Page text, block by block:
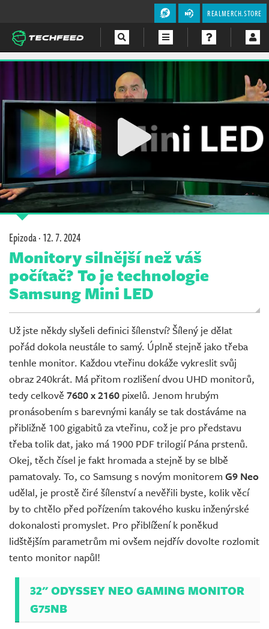
REALMERCH.STORE
Videa
Soutěže
Epizoda ·12. 7. 2024
Monitory silnější než váš
počítač? To je technologie
Samsung Mini LED
Už jste někdy slyšeli definici šílenství? Šílený je dělat
pořád dokola neustále to samý. Úplně stejně jako třeba
tenhle monitor. Každou vteřinu dokáže vykreslit svůj
obraz 240krát. Má přitom rozlišení dvou UHD monitorů,
tedy celkově 7680 x 2160 pixelů. Jenom hrubým
pronásobením s barevnými kanály se tak dostáváme na
přibližně 100 gigabitů za vteřinu, což je pro představu
třeba tolik dat, jako má 1900 PDF trilogií Pána prstenů.
Okej, těch čísel je fakt hromada a stejně by se blbě
pamatovaly. To, co Samsung s novým monitorem G9 Neo
udělal, je prostě čiré šílenství a nevěřili byste, kolik věcí
by to chtělo před pořízením takového kusku inženýrské
dokonalosti promyslet. Pro přiblížení k poněkud
lidštějším parametrům mi ovšem nejdřív dovolte rozlomit
tento monitor napůl!
32" ODYSSEY NEO GAMING MONITOR
G75NB